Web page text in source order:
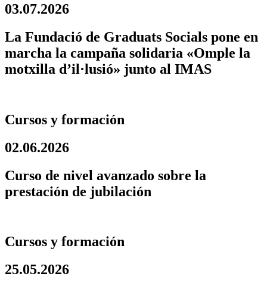
03.07.2026
La Fundació de Graduats Socials pone en
marcha la campaña solidaria «Omple la
motxilla d’il·lusió» junto al IMAS
Cursos y formación
02.06.2026
Curso de nivel avanzado sobre la
prestación de jubilación
Cursos y formación
25.05.2026